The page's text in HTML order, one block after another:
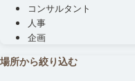
コンサルタント
人事
企画
場所から絞り込む